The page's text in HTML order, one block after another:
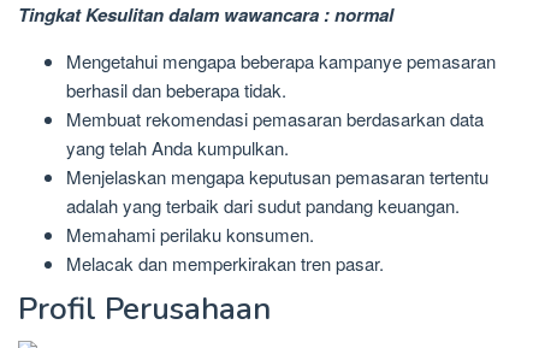
Tingkat Kesulitan dalam wawancara : normal
Mengetahui mengapa beberapa kampanye pemasaran
berhasil dan beberapa tidak.
Membuat rekomendasi pemasaran berdasarkan data
yang telah Anda kumpulkan.
Menjelaskan mengapa keputusan pemasaran tertentu
adalah yang terbaik dari sudut pandang keuangan.
Memahami perilaku konsumen.
Melacak dan memperkirakan tren pasar.
Profil Perusahaan